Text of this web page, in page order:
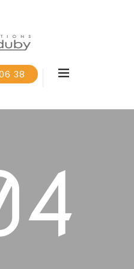
38